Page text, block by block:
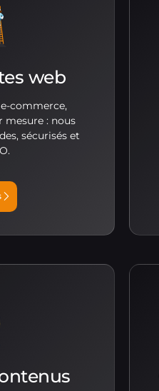
web
commerce,
mesure : nous
sécurisés et